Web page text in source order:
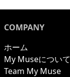
COMPANY
ホーム
My Museについて
Team My Muse